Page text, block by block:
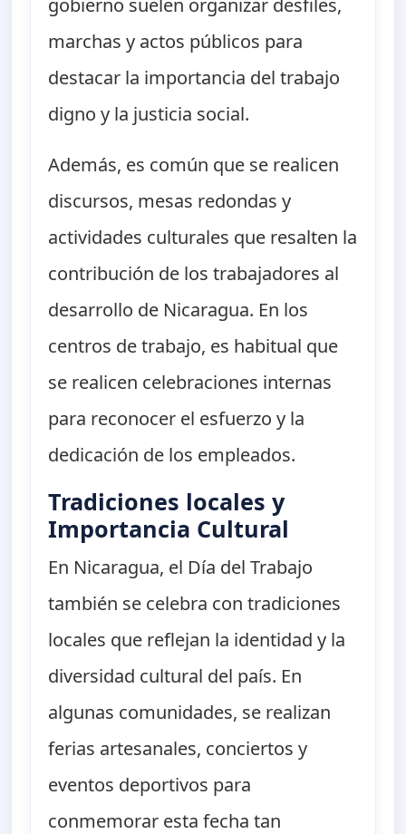
marchas y actos públicos para
destacar la importancia del trabajo
digno y la justicia social.
Además, es común que se realicen
discursos, mesas redondas y
actividades culturales que resalten la
contribución de los trabajadores al
desarrollo de Nicaragua. En los
centros de trabajo, es habitual que
se realicen celebraciones internas
para reconocer el esfuerzo y la
dedicación de los empleados.
Tradiciones locales y
Importancia Cultural
En Nicaragua, el Día del Trabajo
también se celebra con tradiciones
locales que reflejan la identidad y la
diversidad cultural del país. En
algunas comunidades, se realizan
ferias artesanales, conciertos y
eventos deportivos para
conmemorar esta fecha tan